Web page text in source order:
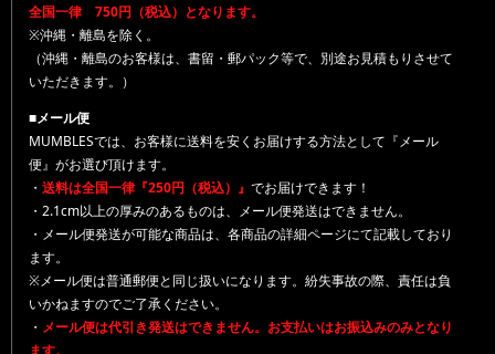
全国一律 750円（税込）となります。
※沖縄・離島を除く。
（沖縄・離島のお客様は、書留・郵パック等で、別途お見積もりさせて
いただきます。）
■メール便
MUMBLESでは、お客様に送料を安くお届けする方法として『メール
便』がお選び頂けます。
・ 送料は全国一律『250円（税込）』 でお届けできます！
・2.1cm以上の厚みのあるものは、メール便発送はできません。
・メール便発送が可能な商品は、各商品の詳細ページにて記載しており
ます。
※メール便は普通郵便と同じ扱いになります。紛失事故の際、責任は負
いかねますのでご了承ください。
・ メール便は代引き発送はできません。お支払いはお振込みのみとなり
ます。